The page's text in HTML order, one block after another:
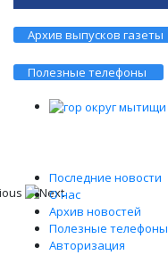
Архив выпусков газеты
Полезные телефоны
Последние новости
О нас
Архив новостей
Полезные телефоны
Авторизация